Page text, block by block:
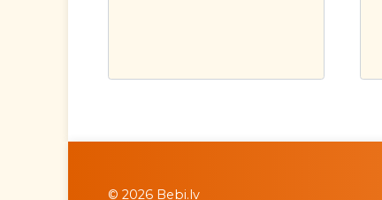
© 2026 Bebi.lv